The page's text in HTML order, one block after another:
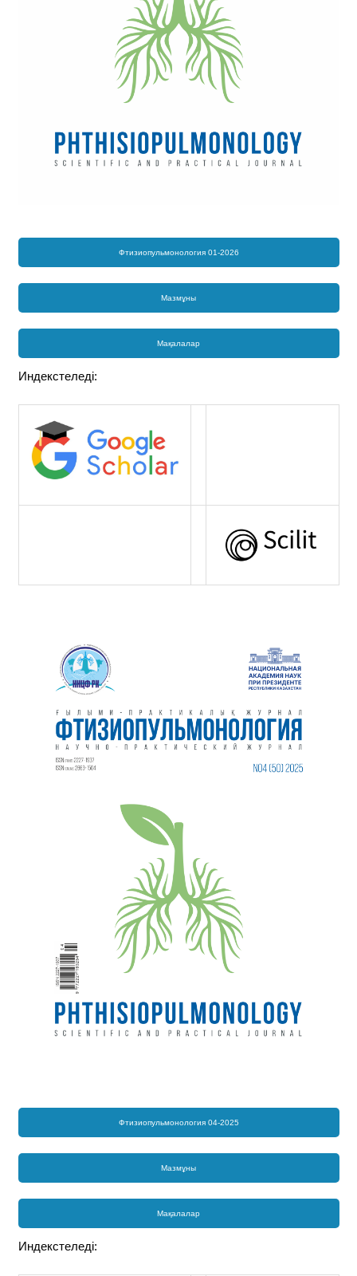
Фтизиопульмонология 01-2026
Мазмұны
Мақалалар
Индекстеледі:
Фтизиопульмонология 04-2025
Мазмұны
Мақалалар
Индекстеледі: